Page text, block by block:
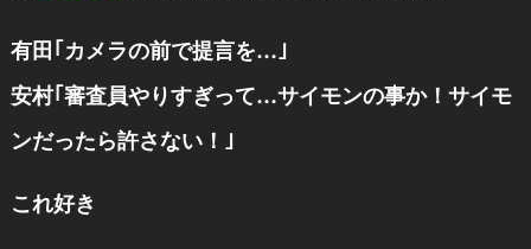
有田｢カメラの前で提言を…｣
安村｢審査員やりすぎって…サイモンの事か！サイモ
ンだったら許さない！｣
これ好き